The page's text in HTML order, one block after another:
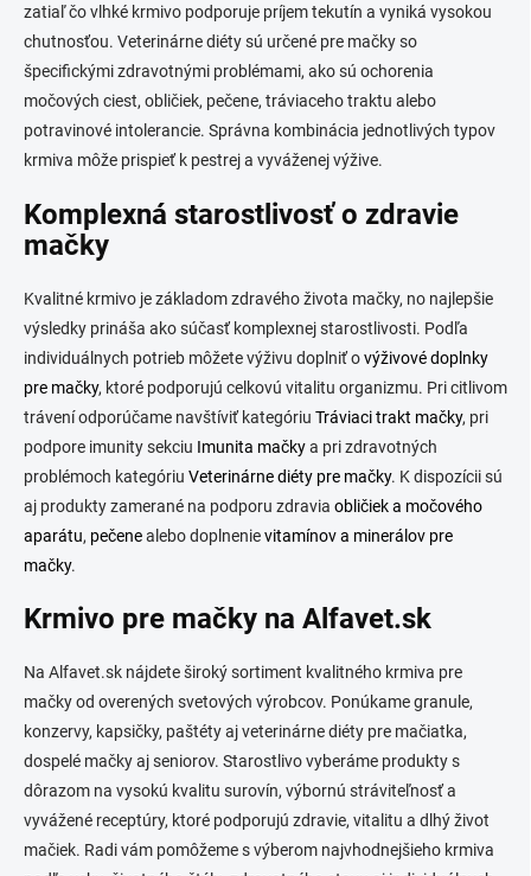
zatiaľ čo vlhké krmivo podporuje príjem tekutín a vyniká vysokou
chutnosťou. Veterinárne diéty sú určené pre mačky so
špecifickými zdravotnými problémami, ako sú ochorenia
močových ciest, obličiek, pečene, tráviaceho traktu alebo
potravinové intolerancie. Správna kombinácia jednotlivých typov
krmiva môže prispieť k pestrej a vyváženej výžive.
Komplexná starostlivosť o zdravie
mačky
Kvalitné krmivo je základom zdravého života mačky, no najlepšie
výsledky prináša ako súčasť komplexnej starostlivosti. Podľa
individuálnych potrieb môžete výživu doplniť ovýživové doplnky
pre mačky, ktoré podporujú celkovú vitalitu organizmu. Pri citlivom
trávení odporúčame navštíviť kategóriu Tráviaci trakt mačky, pri
podpore imunity sekciu Imunita mačkya pri zdravotných
problémoch kategóriu Veterinárne diéty pre mačky. K dispozícii sú
aj produkty zamerané na podporu zdravia obličiek a močového
aparátu, pečenealebo doplnenievitamínov a minerálov pre
mačky.
Krmivo pre mačky na Alfavet.sk
Na Alfavet.sk nájdete široký sortiment kvalitného krmiva pre
mačky od overených svetových výrobcov. Ponúkame granule,
konzervy, kapsičky, paštéty aj veterinárne diéty pre mačiatka,
dospelé mačky aj seniorov. Starostlivo vyberáme produkty s
dôrazom na vysokú kvalitu surovín, výbornú stráviteľnosť a
vyvážené receptúry, ktoré podporujú zdravie, vitalitu a dlhý život
mačiek. Radi vám pomôžeme s výberom najvhodnejšieho krmiva